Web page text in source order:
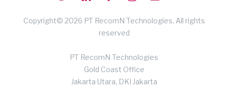
Copyright© 2026 PT RecomN Technologies, All rights
reserved
PT RecomN Technologies
Gold Coast Office
Jakarta Utara, DKI Jakarta